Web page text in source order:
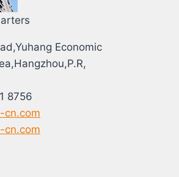
Economic
8756
cn.com
cn.com